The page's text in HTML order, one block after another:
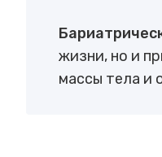
жизни, но и
массы тела и